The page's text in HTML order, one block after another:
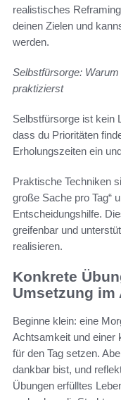
realistisches
deinen Zielen und
werden.
Selbstfürsorge:
praktizierst
Selbstfürsorge ist kein
dass du Prioritäten
Erholungszeiten ein
Praktische Techniken
große Sache pro Tag“
Entscheidungshilfe.
greifenbar und
realisieren.
Konkrete
Umsetzung im
Beginne klein: eine
Achtsamkeit und einer
für den Tag setzen.
dankbar bist, und
Übungen erfülltes